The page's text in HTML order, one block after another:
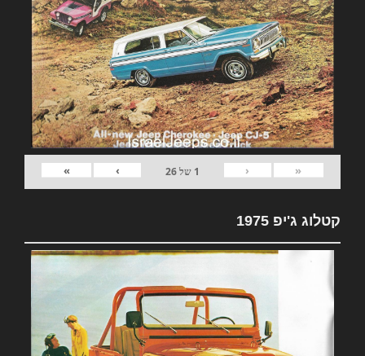
«
‹
1 של26
›
»
קטלוג ג'יפ 1975